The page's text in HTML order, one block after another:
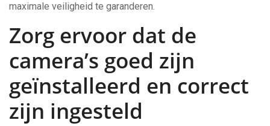
maximale veiligheid te garanderen.
Zorg ervoor dat de
camera’s goed zijn
geïnstalleerd en correct
zijn ingesteld